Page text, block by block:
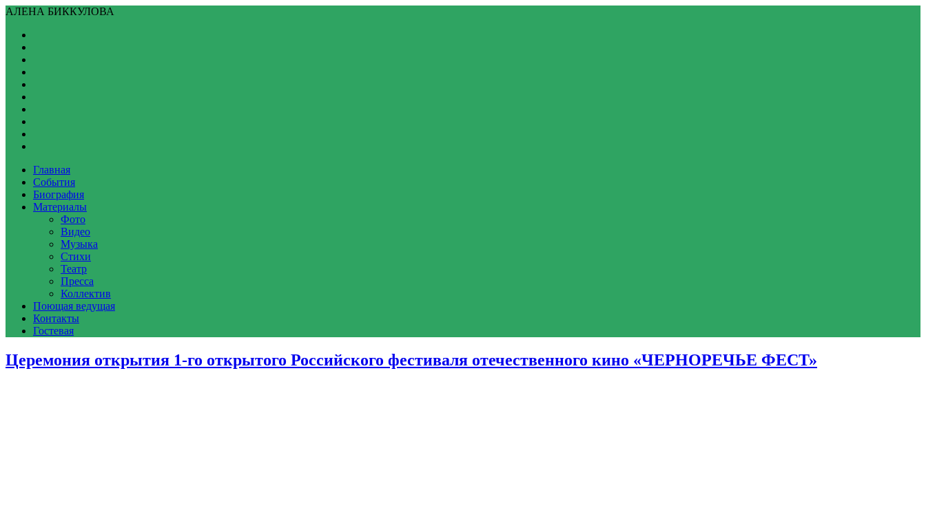
АЛЕНА БИККУЛОВА
Главная
События
Биография
Материалы
Фото
Видео
Музыка
Стихи
Театр
Пресса
Коллектив
Поющая ведущая
Контакты
Гостевая
Церемония открытия 1-го открытого Российского фестиваля отечественного кино «ЧЕРНОРЕЧЬЕ ФЕСТ»